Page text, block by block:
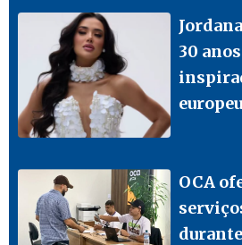
30
OCA